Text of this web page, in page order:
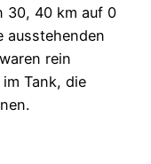
30, 40 km auf 0
ausstehenden
rein
Tank, die